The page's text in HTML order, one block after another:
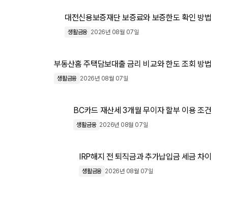
대전신용보증재단 보증료와 보증한도 확인 방법
생활금융 2026년 08월 07일
부동산홈 주택담보대출 금리 비교와 한도 조회 방법
생활금융 2026년 08월 07일
BC카드 재산세 3개월 무이자 할부 이용 조건
생활금융 2026년 08월 07일
IRP해지 전 퇴직금과 추가납입금 세금 차이
생활금융 2026년 08월 07일